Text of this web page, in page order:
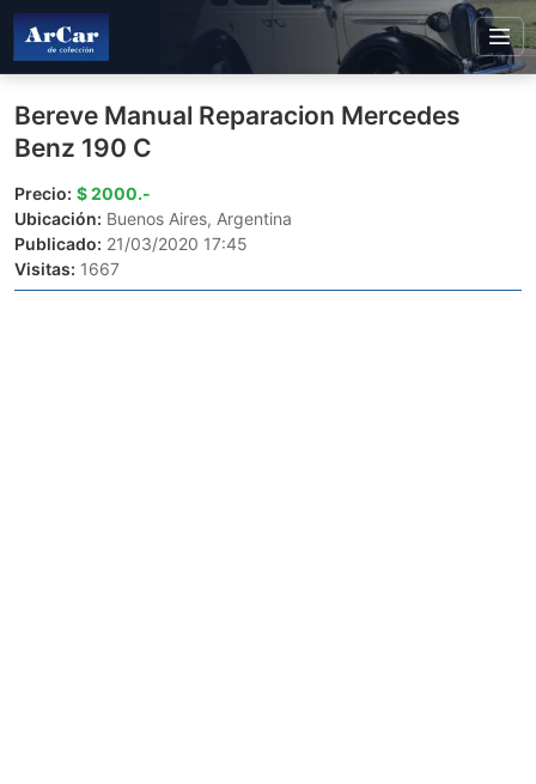
Bereve Manual Reparacion Mercedes
Benz 190 C
Precio: $ 2000.-
Ubicación: Buenos Aires, Argentina
Publicado: 21/03/2020 17:45
Visitas: 1667